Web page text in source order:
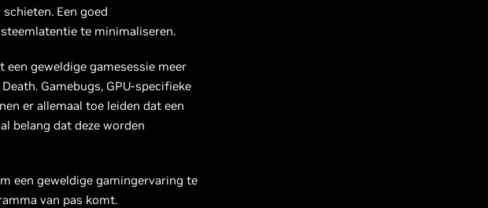
Een goed
te minimaliseren.
geweldige gamesessie meer
Gamebugs, GPU-specifieke
er allemaal toe leiden dat een
belang dat deze worden
een geweldige gamingervaring te
van pas komt.